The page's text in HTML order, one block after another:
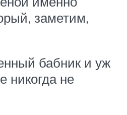
заметим,
бабник и уж
никогда не